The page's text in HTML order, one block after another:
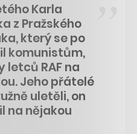
Karla
z Pražského
který se po
komunistům,
RAF na
Jeho přátelé
uletěli, on
na nějakou